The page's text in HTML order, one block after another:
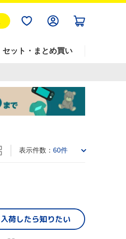
セット・まとめ買い
表示件数： 60件
入荷したら知りたい